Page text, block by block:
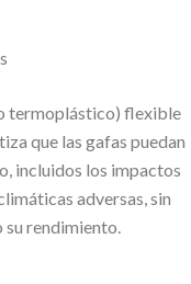
termoplástico) flexible
que las gafas puedan
incluidos los impactos
adversas, sin
rendimiento.